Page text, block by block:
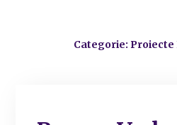
Categorie: